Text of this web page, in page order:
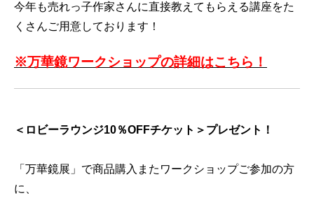
今年も売れっ子作家さんに直接教えてもらえる講座をた
くさんご用意しております！
※万華鏡ワークショップの詳細はこちら！
＜ロビーラウンジ10％OFFチケット＞プレゼント！
「万華鏡展」で商品購入またワークショップご参加の方
に、